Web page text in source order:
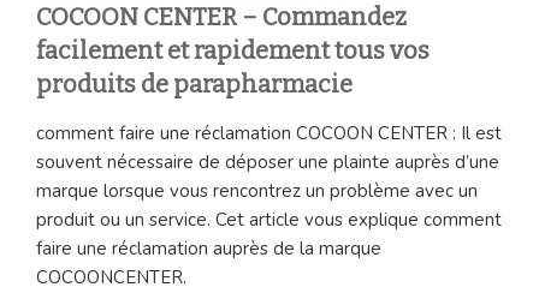
COCOON CENTER – Commandez
facilement et rapidement tous vos
produits de parapharmacie
comment faire une réclamation COCOON CENTER : Il est
souvent nécessaire de déposer une plainte auprès d’une
marque lorsque vous rencontrez un problème avec un
produit ou un service. Cet article vous explique comment
faire une réclamation auprès de la marque
COCOONCENTER.